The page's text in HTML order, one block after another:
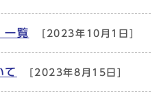
一覧 [2023年10月1日]
て [2023年8月15日]